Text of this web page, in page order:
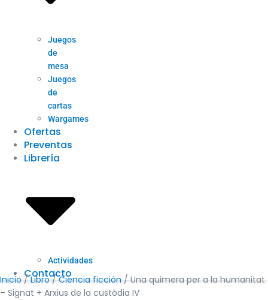
Juegos
de
mesa
Juegos
de
cartas
Wargames
Ofertas
Preventas
Librería
Actividades
Contacto
Inicio /Libro/Ciencia ficción / Una quimera per a la humanitat
– Signat + Arxius de la custòdia IV